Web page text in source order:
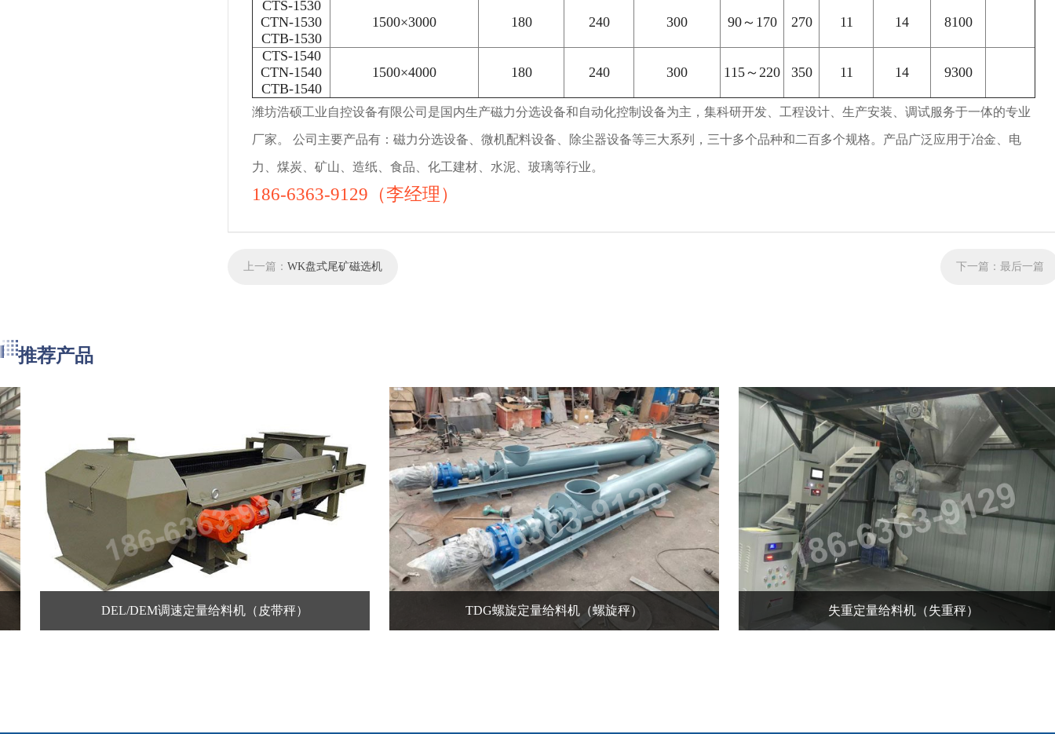
CTS-1530
CTN-1530
CTB-1530
1500×3000 180 240 300 90～170 270 11 14 8100
CTS-1540
CTN-1540
CTB-1540
1500×4000 180 240 300 115～220 350 11 14 9300
潍坊浩硕工业自控设备有限公司是国内生产磁力分选设备和自动化控制设备为主，集科研开发、工程设计、生产安装、调试服务于一体的专业
厂家。 公司主要产品有：磁力分选设备、微机配料设备、除尘器设备等三大系列，三十多个品种和二百多个规格。产品广泛应用于冶金、电
力、煤炭、矿山、造纸、食品、化工建材、水泥、玻璃等行业。
186-6363-9129（李经理）
上一篇： WK盘式尾矿磁选机 下一篇： 最后一篇
推荐产品
DEL/DEM调速定量给料机（皮带秤） TDG螺旋定量给料机（螺旋秤） 失重定量给料机（失重秤）